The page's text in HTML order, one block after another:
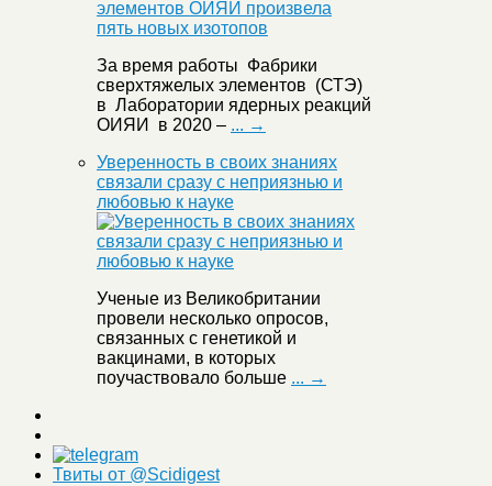
За время работы Фабрики
сверхтяжелых элементов (СТЭ)
в Лаборатории ядерных реакций
ОИЯИ в 2020 – ... →
Уверенность в своих знаниях
связали сразу с неприязнью и
любовью к науке
Ученые из Великобритании
провели несколько опросов,
связанных с генетикой и
вакцинами, в которых
поучаствовало больше ... →
Твиты от @Scidigest